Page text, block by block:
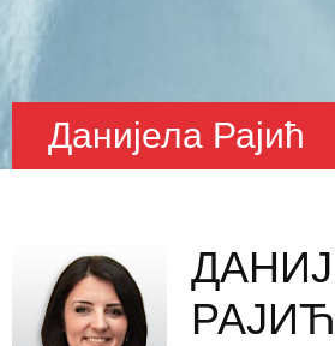
Данијела Рајић
РАЈИЋ